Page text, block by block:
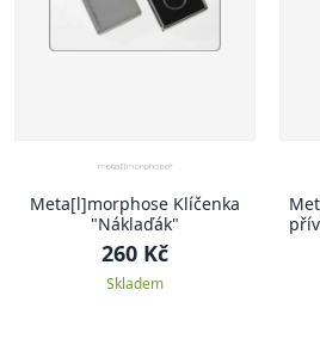
Meta[l]morphose Klíčenka
"Náklaďák"
260 Kč
Skladem